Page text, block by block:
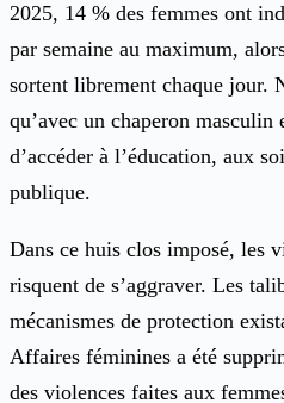
2025, 14 % des femmes ont
par semaine au maximum,
sortent librement chaque jour.
qu’avec un chaperon masculin
d’accéder à l’éducation, aux
publique.
Dans ce huis clos imposé, les
risquent de s’aggraver. Les
mécanismes de protection
Affaires féminines a été
des violences faites aux